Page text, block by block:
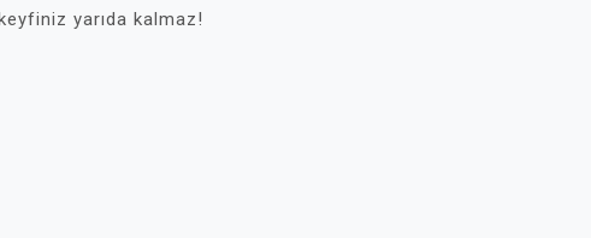
yarıda kalmaz!